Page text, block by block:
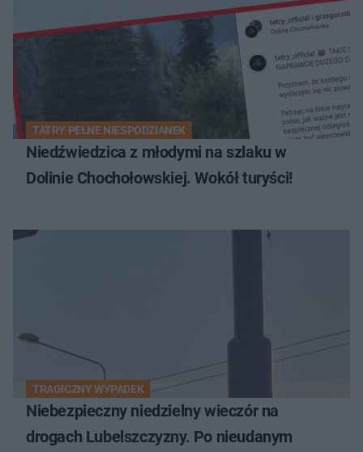
TATRY PEŁNE NIESPODZIANEK
Niedźwiedzica z młodymi na szlaku w
Dolinie Chochołowskiej. Wokół turyści!
TRAGICZNY WYPADEK
Niebezpieczny niedzielny wieczór na
drogach Lubelszczyzny. Po nieudanym